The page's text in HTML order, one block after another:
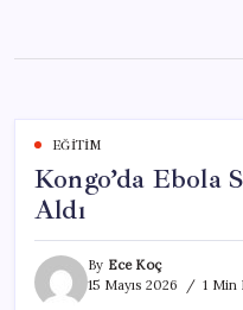
content
EĞITIM
Kongo’da Ebola
Aldı
By Ece Koç
15 Mayıs 2026
1 Min